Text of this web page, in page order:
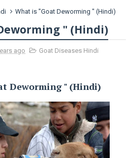
What is "Goat Deworming " (Hindi)
" (Hindi)
ago Goat Diseases Hindi
Deworming " (Hindi)